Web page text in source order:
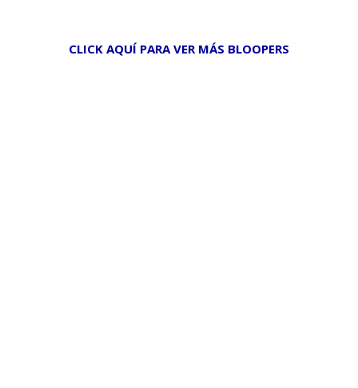
CLICK AQUÍ PARA VER MÁS BLOOPERS